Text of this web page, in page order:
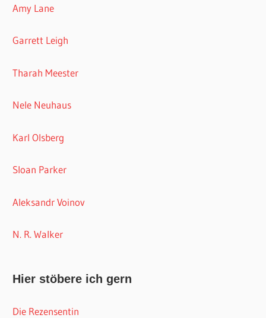
Amy Lane
Garrett Leigh
Tharah Meester
Nele Neuhaus
Karl Olsberg
Sloan Parker
Aleksandr Voinov
N. R. Walker
Hier stöbere ich gern
Die Rezensentin